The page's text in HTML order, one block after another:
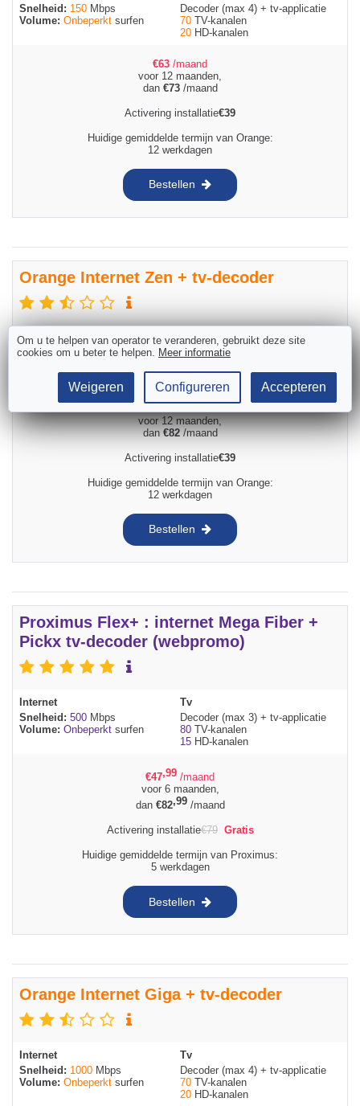
Snelheid: 150 Mbps
Volume: Onbeperkt surfen
Decoder (max 4) + tv-applicatie
70 TV-kanalen
20 HD-kanalen
€63 /maand
voor 12 maanden,
dan €73/maand
Activering installatie€39
Huidige gemiddelde termijn van Orange:
12 werkdagen
Bestellen
Orange Internet Zen + tv-decoder
Internet
Snelheid: 400Mbps
Tv
Decoder (max 4) + tv-applicatie
20HD-kanalen
voor 12 maanden,
dan €82/maand
Activering installatie€39
Huidige gemiddelde termijn van Orange:
12 werkdagen
Bestellen
Proximus Flex+ : internet Mega Fiber +
Pickx tv-decoder (webpromo)
Internet
Snelheid: 500 Mbps
Volume: Onbeperkt surfen
Tv
Decoder (max 3) + tv-applicatie
80 TV-kanalen
15 HD-kanalen
€47,99 /maand
voor 6 maanden,
dan €82,99/maand
Activering installatie€79 Gratis
Huidige gemiddelde termijn van Proximus:
5 werkdagen
Bestellen
Orange Internet Giga + tv-decoder
Internet
Snelheid: 1000 Mbps
Volume: Onbeperkt surfen
Tv
Decoder (max 4) + tv-applicatie
70 TV-kanalen
20 HD-kanalen
Om u te helpen van operator te veranderen, gebruikt deze site
cookies om u beter te helpen. Meer informatie
Weigeren Configureren Accepteren